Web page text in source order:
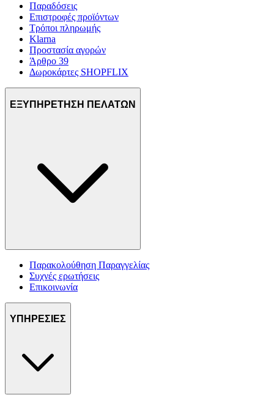
Παραδόσεις
Επιστροφές προϊόντων
Τρόποι πληρωμής
Klarna
Προστασία αγορών
Άρθρο 39
Δωροκάρτες SHOPFLIX
ΕΞΥΠΗΡΕΤΗΣΗ ΠΕΛΑΤΩΝ
Παρακολούθηση Παραγγελίας
Συχνές ερωτήσεις
Επικοινωνία
ΥΠΗΡΕΣΙΕΣ